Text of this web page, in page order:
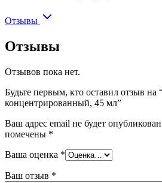
Отзывы
Отзывы
Отзывов пока нет.
Будьте первым, кто оставил отзыв на
концентрированный, 45 мл”
Ваш адрес email не будет
помечены *
Ваша оценка *
Ваш отзыв *